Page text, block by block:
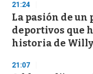
21:24
La pasión de un
deportivos que
historia de
21:07